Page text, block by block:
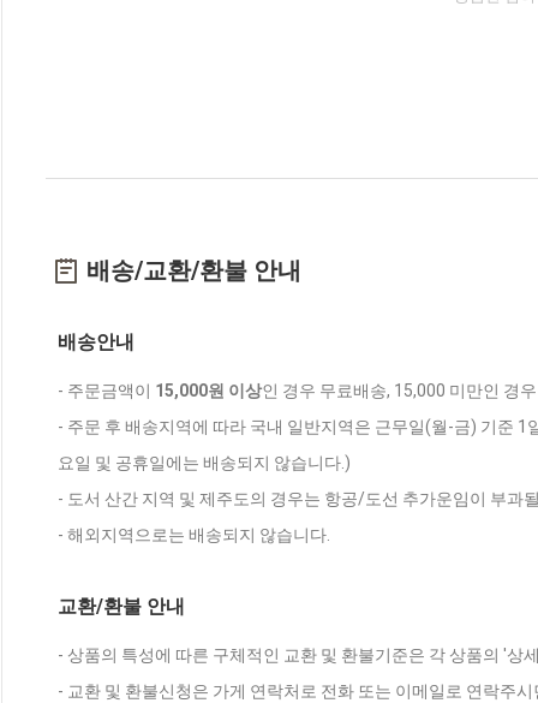
배송/교환/환불 안내
배송안내
- 주문금액이 15,000원 이상인 경우 무료배송, 15,000 미만인 경
- 주문 후 배송지역에 따라 국내 일반지역은 근무일(월-금) 기준
요일 및 공휴일에는 배송되지 않습니다.)
- 도서 산간 지역 및 제주도의 경우는 항공/도선 추가운임이 부과
- 해외지역으로는 배송되지 않습니다.
교환/환불 안내
- 상품의 특성에 따른 구체적인 교환 및 환불기준은 각 상품의 '상
- 교환 및 환불신청은 가게 연락처로 전화 또는 이메일로 연락주